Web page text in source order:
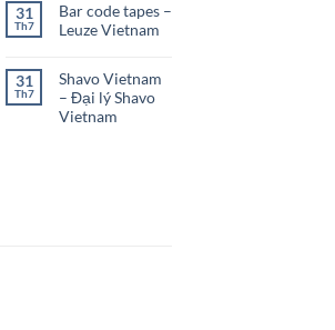
31
Th7
Bar code tapes –
Leuze Vietnam
31
Th7
Shavo Vietnam
– Đại lý Shavo
Vietnam